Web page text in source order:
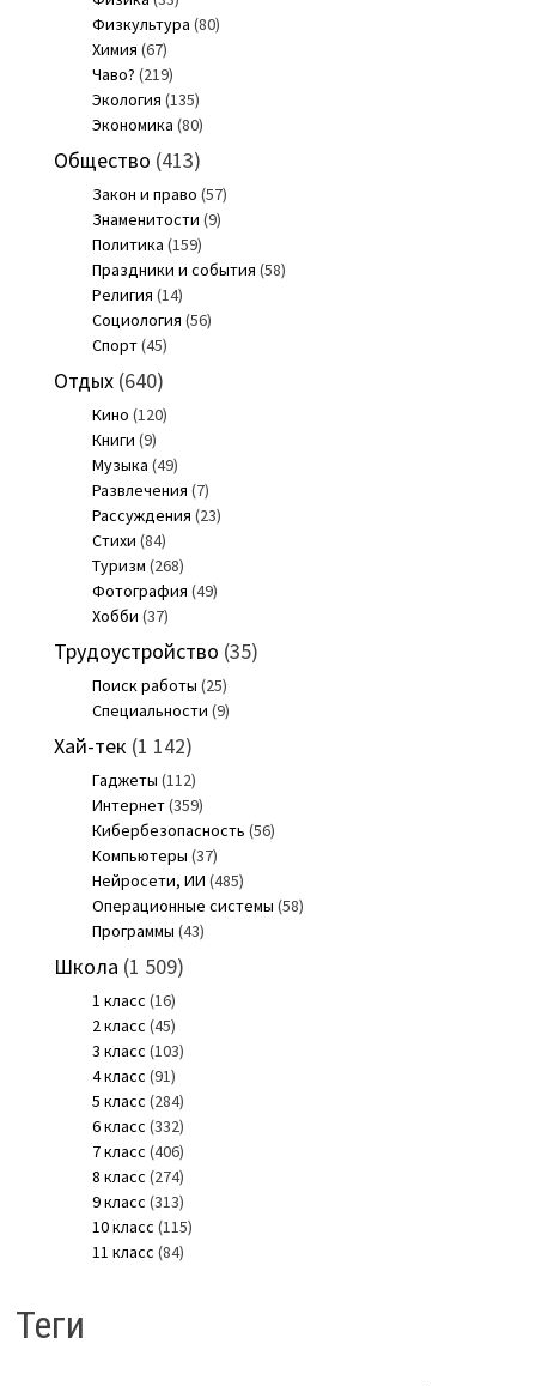
Физкультура (80)
Химия (67)
Чаво? (219)
Экология (135)
Экономика (80)
Общество (413)
Закон и право (57)
Знаменитости (9)
Политика (159)
Праздники и события (58)
Религия (14)
Социология (56)
Спорт(45)
Отдых(640)
Кино (120)
Книги (9)
Музыка (49)
Развлечения (7)
Рассуждения (23)
Стихи (84)
Туризм (268)
Фотография (49)
Хобби (37)
Трудоустройство (35)
Поиск работы (25)
Специальности (9)
Хай-тек (1 142)
Гаджеты (112)
Интернет(359)
Кибербезопасность (56)
Компьютеры (37)
Нейросети, ИИ (485)
Операционные системы (58)
Программы (43)
Школа (1 509)
1 класс (16)
2 класс (45)
3 класс (103)
4 класс (91)
5 класс (284)
6 класс (332)
7 класс (406)
8 класс (274)
9 класс (313)
10 класс (115)
11 класс (84)
Теги